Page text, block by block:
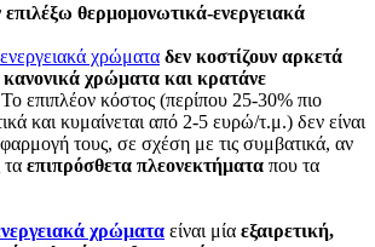
θερμομονωτικά-ενεργειακά
χρώματα δεν κοστίζουν αρκετά
χρώματα και κρατάνε
Το επιπλέον κόστος (περίπου 25-30% πιο
και κυμαίνεται από 2-5 ευρώ/τ.μ.) δεν είναι
τους, σε σχέση με τις συμβατικά, αν
τα επιπρόσθετα πλεονεκτήματα που τα
χρώματα είναι μία εξαιρετική,